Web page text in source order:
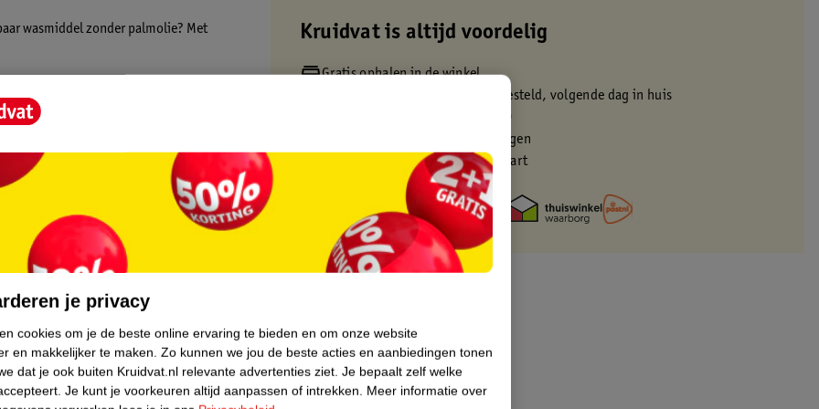
wasmiddel zonder palmolie? Met
een unieke geur, die ook na wassen
Kruidvat is altijd voordelig
Gratis ophalen in de winkel
Op werkdagen voor 22:00 uur besteld, volgende dag in huis
Gratis thuisbezorgd vanaf 50.00
Gratis retourneren binnen 30 dagen
Gratis punten met je Kruidvat kaart
je privacy
cookies om je de beste online ervaring te bieden en om onze website
en makkelijker te maken. Zo kunnen we jou de beste acties en aanbiedingen tonen
dat je ook buiten Kruidvat.nl relevante advertenties ziet. Je bepaalt zelf welke
Je kunt je voorkeuren altijd aanpassen of intrekken. Meer informatie over